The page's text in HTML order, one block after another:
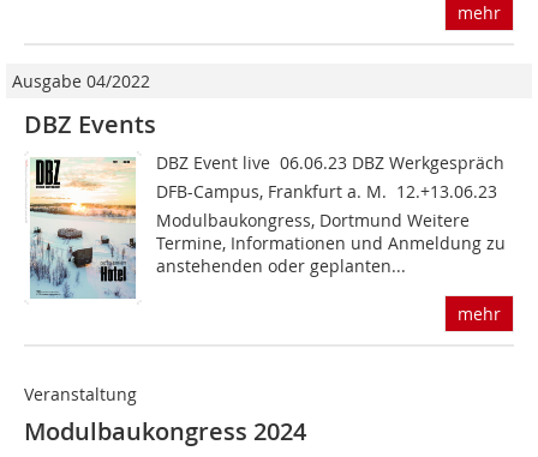
mehr
Ausgabe 04/2022
DBZ Events
DBZ Event live  06.06.23 DBZ Werkgespräch
DFB-Campus, Frankfurt a. M.  12.+13.06.23
Modulbaukongress, Dortmund Weitere
Termine, Informationen und Anmeldung zu
anstehenden oder geplanten...
mehr
Veranstaltung
Modulbaukongress 2024